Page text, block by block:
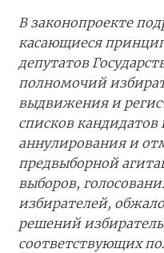
В законопроекте
касающиеся
депутатов
полномочий
выдвижения и
списков кандидатов
аннулирования и
предвыборной
выборов,
избирателей,
решений
соответствующих